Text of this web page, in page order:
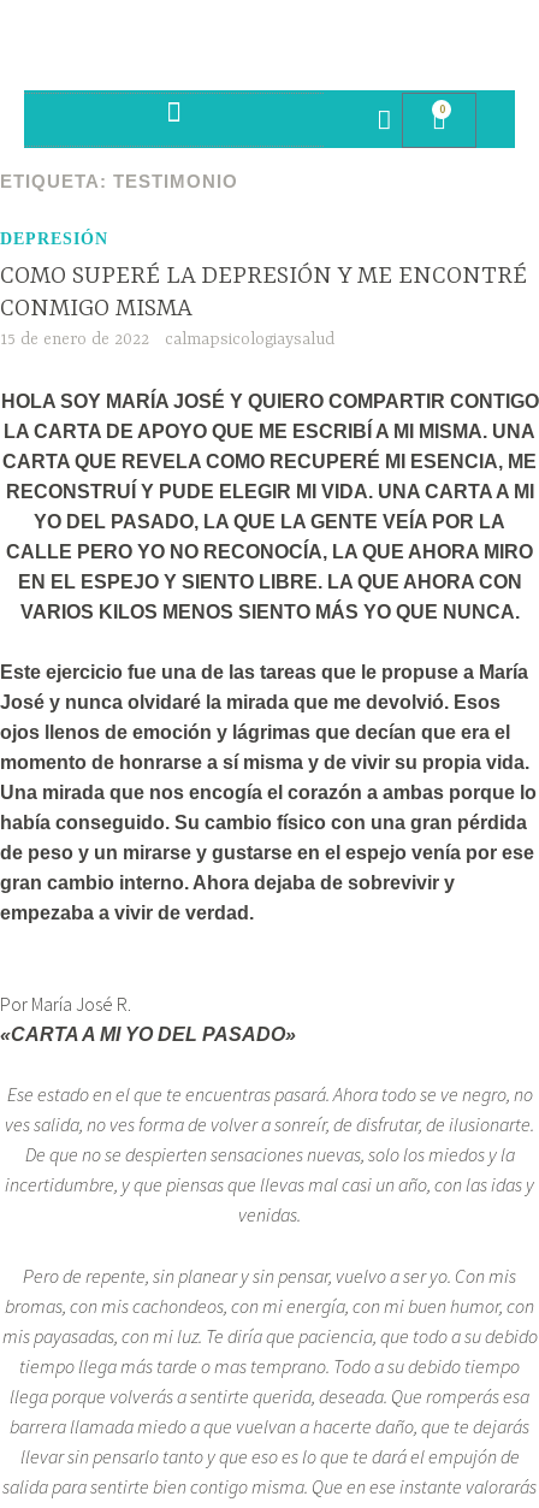
0
ETIQUETA: TESTIMONIO
DEPRESIÓN
COMO SUPERÉ LA DEPRESIÓN Y ME ENCONTRÉ
CONMIGO MISMA
15 de enero de 2022 calmapsicologiaysalud
HOLA SOY MARÍA JOSÉ Y QUIERO COMPARTIR CONTIGO
LA CARTA DE APOYO QUE ME ESCRIBÍ A MI MISMA. UNA
CARTA QUE REVELA COMO RECUPERÉ MI ESENCIA, ME
RECONSTRUÍ Y PUDE ELEGIR MI VIDA. UNA CARTA A MI
YO DEL PASADO, LA QUE LA GENTE VEÍA POR LA
CALLE PERO YO NO RECONOCÍA, LA QUE AHORA MIRO
EN EL ESPEJO Y SIENTO LIBRE. LA QUE AHORA CON
VARIOS KILOS MENOS SIENTO MÁS YO QUE NUNCA.
Este ejercicio fue una de las tareas que le propuse a María
José y nunca olvidaré la mirada que me devolvió. Esos
ojos llenos de emoción y lágrimas que decían que era el
momento de honrarse a sí misma y de vivir su propia vida.
Una mirada que nos encogía el corazón a ambas porque lo
había conseguido. Su cambio físico con una gran pérdida
de peso y un mirarse y gustarse en el espejo venía por ese
gran cambio interno. Ahora dejaba de sobrevivir y
empezaba a vivir de verdad.
Por María José R.
«CARTA A MI YO DEL PASADO»
Ese estado en el que te encuentras pasará. Ahora todo se ve negro, no
ves salida, no ves forma de volver a sonreír, de disfrutar, de ilusionarte.
De que no se despierten sensaciones nuevas, solo los miedos y la
incertidumbre, y que piensas que llevas mal casi un año, con las idas y
venidas.
Pero de repente, sin planear y sin pensar, vuelvo a ser yo. Con mis
bromas, con mis cachondeos, con mi energía, con mi buen humor, con
mis payasadas, con mi luz. Te diría que paciencia, que todo a su debido
tiempo llega más tarde o mas temprano. Todo a su debido tiempo
llega porque volverás a sentirte querida, deseada. Que romperás esa
barrera llamada miedo a que vuelvan a hacerte daño, que te dejarás
llevar sin pensarlo tanto y que eso es lo que te dará el empujón de
salida para sentirte bien contigo misma. Que en ese instante valorarás